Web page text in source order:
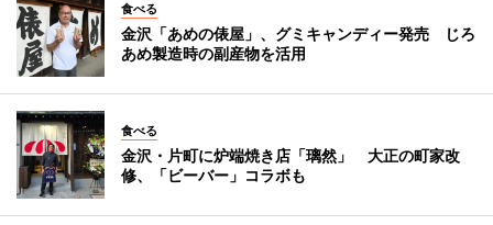
食べる
金沢「あめの俵屋」、グミキャンディー発売 じろ
あめ製造時の副産物を活用
食べる
金沢・片町に炉端焼き店「璃然」 大正の町家改
修、「ビーバー」コラボも